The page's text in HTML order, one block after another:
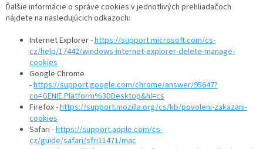
Ďalšie informácie o správe cookies v jednotlivých prehliadačoch
nájdete na nasledujúcich odkazoch:
Internet Explorer -https://support.microsoft.com/cs-
cz/help/17442/windows-internet-explorer-delete-manage-
cookies
Google Chrome
-https://support.google.com/chrome/answer/95647?
co=GENIE.Platform%3DDesktop&hl=cs
Firefox -https://support.mozilla.org/cs/kb/povoleni-zakazani-
cookies
Safari -https://support.apple.com/cs-
cz/guide/safari/sfri11471/mac